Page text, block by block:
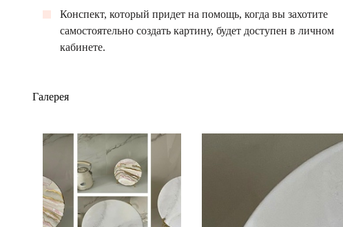
Конспект, который придет на помощь, когда вы захотите
самостоятельно создать картину, будет доступен в личном
кабинете.
Галерея